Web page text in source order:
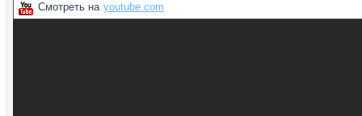
Смотреть на youtube.com